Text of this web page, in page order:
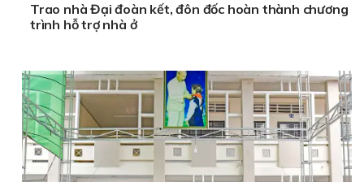
Trao nhà Đại đoàn kết, đôn đốc hoàn thành chương
trình hỗ trợ nhà ở